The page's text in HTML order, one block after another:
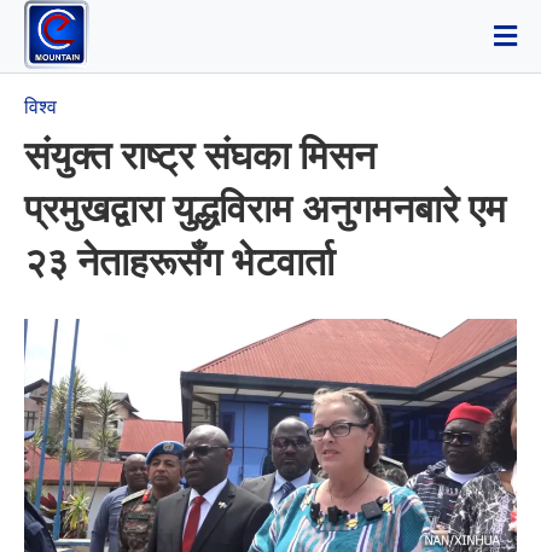
विश्व
संयुक्त राष्ट्र संघका मिसन
प्रमुखद्वारा युद्धविराम अनुगमनबारे एम
२३ नेताहरूसँग भेटवार्ता